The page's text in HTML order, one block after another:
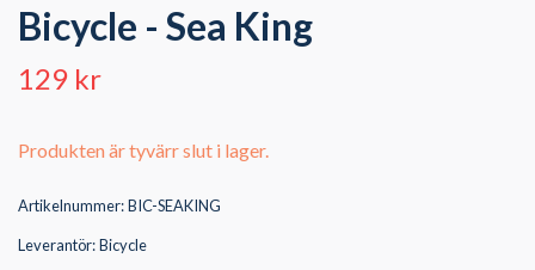
Bicycle - Sea King
129 kr
Produkten är tyvärr slut i lager.
Artikelnummer:BIC-SEAKING
Leverantör:Bicycle